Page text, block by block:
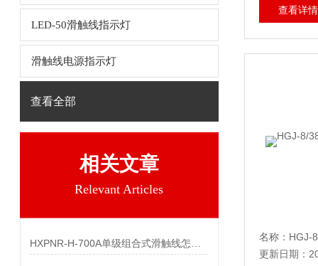
LED-50滑触线指示灯
滑触线电源指示灯
查看全部
相关文章
Relevant Articles
查看详情
更新日期：